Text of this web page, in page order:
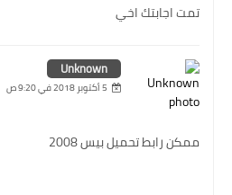
تمت اجابتك اخي
Unknown
5 أكتوبر 2018 في 9:20 ص
ممكن رابط تحميل بيس 2008